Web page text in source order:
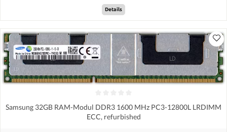
Details
Samsung 32GB RAM-Modul DDR3 1600 MHz PC3-12800L LRDIMM
ECC, refurbished